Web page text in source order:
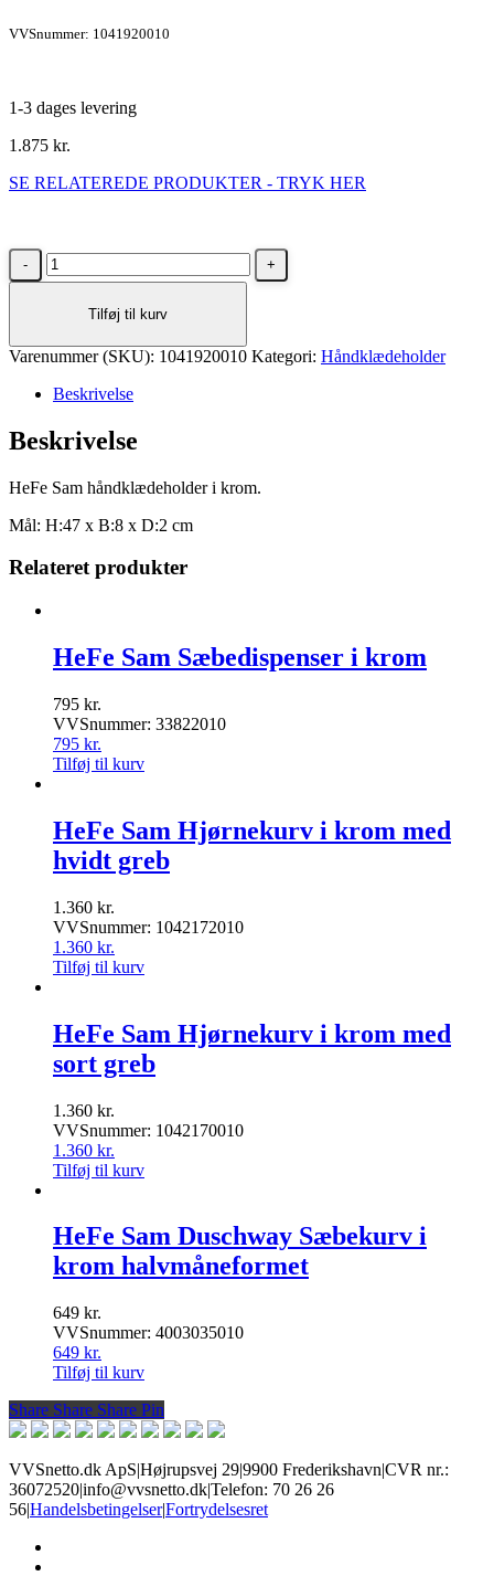
VVSnummer: 1041920010
1-3 dages levering
1.875 kr.
SE RELATEREDE PRODUKTER - TRYK HER
HeFe
Sam
antal
Tilføj til kurv
Varenummer (SKU): 1041920010 Kategori: Håndklædeholder
Beskrivelse
Beskrivelse
HeFe Sam håndklædeholder i krom.
Mål: H:47 x B:8 x D:2 cm
Relateret produkter
HeFe Sam Sæbedispenser i krom
795 kr.
VVSnummer: 33822010
795 kr.
Tilføj til kurv
HeFe Sam Hjørnekurv i krom med
hvidt greb
1.360 kr.
VVSnummer: 1042172010
1.360 kr.
Tilføj til kurv
HeFe Sam Hjørnekurv i krom med
sort greb
1.360 kr.
VVSnummer: 1042170010
1.360 kr.
Tilføj til kurv
HeFe Sam Duschway Sæbekurv i
krom halvmåneformet
649 kr.
VVSnummer: 4003035010
649 kr.
Tilføj til kurv
Share
Share Share Share Pin
VVSnetto.dk ApS|Højrupsvej 29|9900 Frederikshavn|CVR nr.:
36072520|info@vvsnetto.dk|Telefon: 70 26 26
56|Handelsbetingelser|Fortrydelsesret